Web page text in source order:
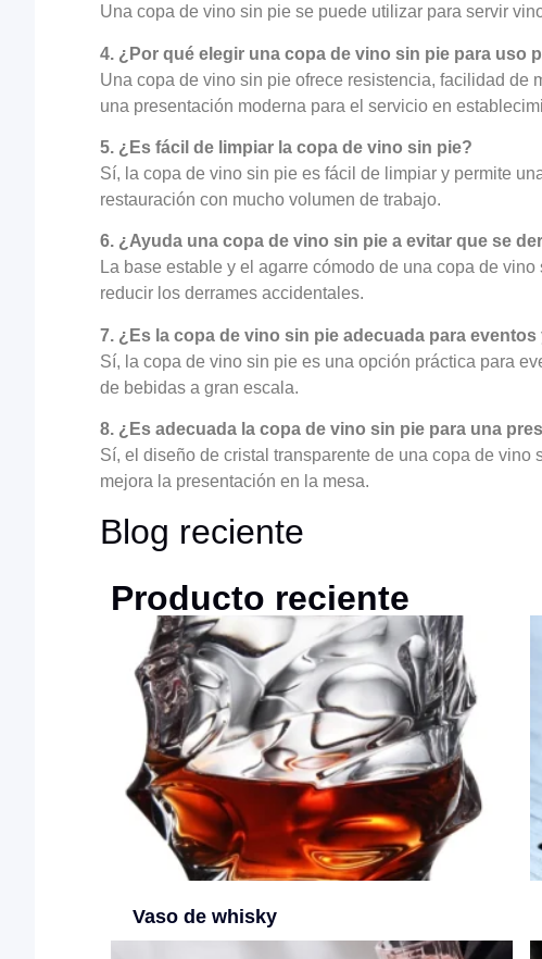
Una copa de vino sin pie se puede utilizar para servir
4. ¿Por qué elegir una copa de vino sin pie para uso
Una copa de vino sin pie ofrece resistencia, facilidad de
una presentación moderna para el servicio en
5. ¿Es fácil de limpiar la copa de vino sin pie?
Sí, la copa de vino sin pie es fácil de limpiar y permite
restauración con mucho volumen de trabajo.
6. ¿Ayuda una copa de vino sin pie a evitar que se
La base estable y el agarre cómodo de una copa de
reducir los derrames accidentales.
7. ¿Es la copa de vino sin pie adecuada para
Sí, la copa de vino sin pie es una opción práctica para
de bebidas a gran escala.
8. ¿Es adecuada la copa de vino sin pie para una
Sí, el diseño de cristal transparente de una copa de
mejora la presentación en la mesa.
Blog reciente
Producto reciente
Vaso de whisky